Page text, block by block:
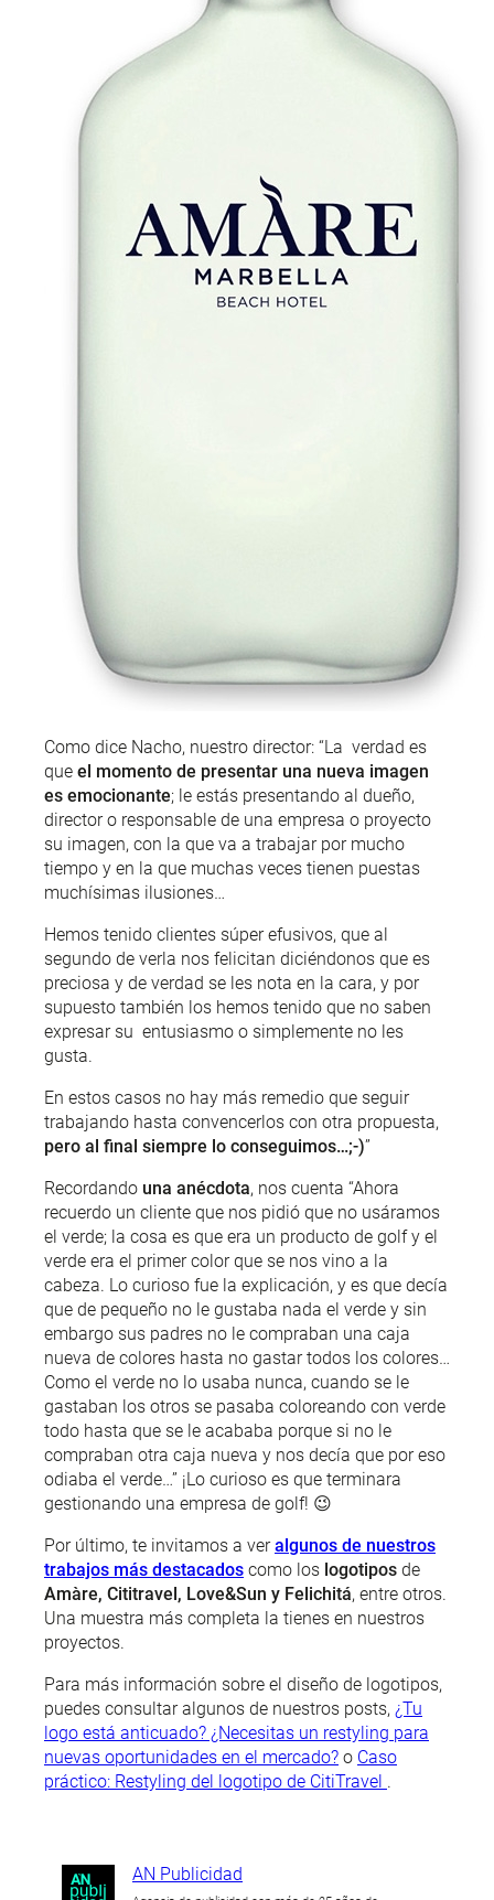
Como dice Nacho, nuestro director: “La verdad es
que el momento de presentar una nueva imagen
es emocionante; le estás presentando al dueño,
director o responsable de una empresa o proyecto
su imagen, con la que va a trabajar por mucho
tiempo y en la que muchas veces tienen puestas
muchísimas ilusiones…
Hemos tenido clientes súper efusivos, que al
segundo de verla nos felicitan diciéndonos que es
preciosa y de verdad se les nota en la cara, y por
supuesto también los hemos tenido que no saben
expresar su entusiasmo o simplemente no les
gusta.
En estos casos no hay más remedio que seguir
trabajando hasta convencerlos con otra propuesta,
pero al final siempre lo conseguimos…;-)”
Recordando una anécdota, nos cuenta “Ahora
recuerdo un cliente que nos pidió que no usáramos
el verde; la cosa es que era un producto de golf y el
verde era el primer color que se nos vino a la
cabeza. Lo curioso fue la explicación, y es que decía
que de pequeño no le gustaba nada el verde y sin
embargo sus padres no le compraban una caja
nueva de colores hasta no gastar todos los colores…
Como el verde no lo usaba nunca, cuando se le
gastaban los otros se pasaba coloreando con verde
todo hasta que se le acababa porque si no le
compraban otra caja nueva y nos decía que por eso
odiaba el verde…” ¡Lo curioso es que terminara
gestionando una empresa de golf! 😉
Por último, te invitamos a veralgunos de nuestros
trabajos más destacados como los logotipos de
Amàre, Cititravel, Love&Sun y Felichitá, entre otros.
Una muestra más completa la tienes en nuestros
proyectos.
Para más información sobre el diseño de logotipos,
puedes consultar algunos de nuestros posts, ¿Tu
logo está anticuado? ¿Necesitas un restyling para
nuevas oportunidades en el mercado? o Caso
práctico: Restyling del logotipo de CitiTravel .
AN Publicidad